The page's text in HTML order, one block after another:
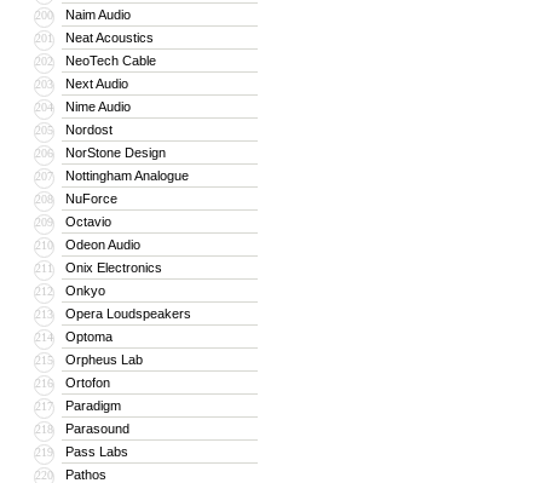
200 Naim Audio
201 Neat Acoustics
202 NeoTech Cable
203 Next Audio
204 Nime Audio
205 Nordost
206 NorStone Design
207 Nottingham Analogue
208 NuForce
209 Octavio
210 Odeon Audio
211 Onix Electronics
212 Onkyo
213 Opera Loudspeakers
214 Optoma
215 Orpheus Lab
216 Ortofon
217 Paradigm
218 Parasound
219 Pass Labs
220 Pathos